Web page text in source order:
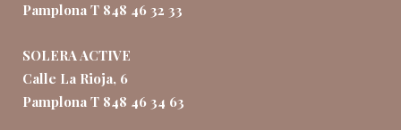
Pamplona T 848 46 32 33
SOLERA ACTIVE
Calle La Rioja, 6
Pamplona T 848 46 34 63